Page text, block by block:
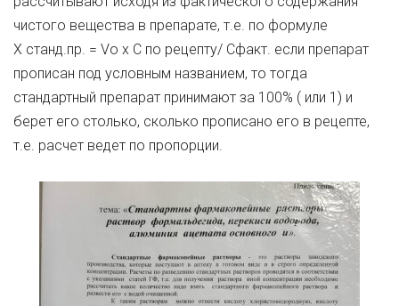
чистого вещества в препарате, т.е. по формуле
Х станд.пр. = Vо х С по рецепту/ Cфакт. если препарат
прописан под условным названием, то тогда
стандартный препарат принимают за 100% ( или 1) и
берет его столько, сколько прописано его в рецепте,
т.е. расчет ведет по пропорции.